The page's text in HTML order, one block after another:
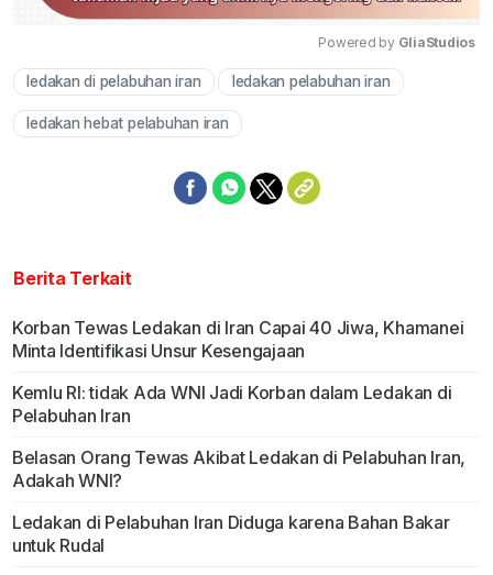
Mute
Powered by GliaStudios
ledakan di pelabuhan iran ledakan pelabuhan iran
ledakan hebat pelabuhan iran
Berita Terkait
Korban Tewas Ledakan di Iran Capai 40 Jiwa, Khamanei
Minta Identifikasi Unsur Kesengajaan
Kemlu RI: tidak Ada WNI Jadi Korban dalam Ledakan di
Pelabuhan Iran
Belasan Orang Tewas Akibat Ledakan di Pelabuhan Iran,
Adakah WNI?
Ledakan di Pelabuhan Iran Diduga karena Bahan Bakar
untuk Rudal